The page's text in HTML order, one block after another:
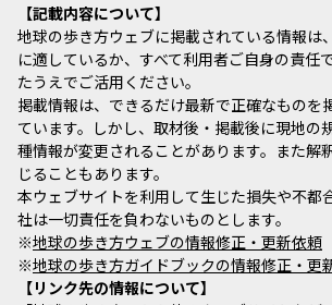
記載内容について
地球の歩き方ウェブに掲載されている情報は
に適しているか、すべて利用者ご自身の責任
たうえでご活用ください。
掲載情報は、できるだけ最新で正確なものを
ています。しかし、取材後・掲載後に現地の
種情報が変更されることがあります。また解
じることもあります。
本ウェブサイトを利用して生じた損失や不都
社は一切責任を負わないものとします。
※地球の歩き方ウェブの情報修正・更新依頼
※地球の歩き方ガイドブックの情報修正・更
リンク先の情報について